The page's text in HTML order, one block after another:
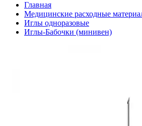
Главная
Медицинские расходные
Иглы одноразовые
Иглы-Бабочки (минивен)